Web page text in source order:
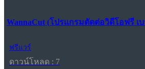
WannaCut (โปรแกรมตัดต่อวิดีโอฟรี เ
ฟรีแวร์
ดาวน์โหลด : 7